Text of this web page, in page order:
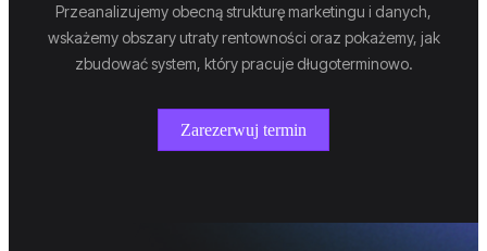
Przeanalizujemy obecną strukturę marketingu i danych,
wskażemy obszary utraty rentowności oraz pokażemy, jak
zbudować system, który pracuje długoterminowo.
Zarezerwuj termin